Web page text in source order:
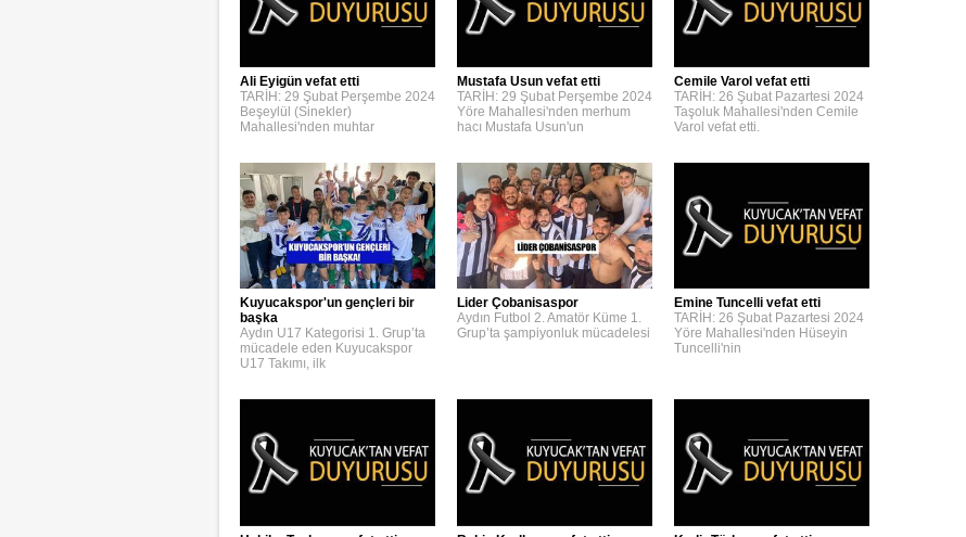
Ali Eyigün vefat etti
TARİH: 29 Şubat Perşembe 2024
Beşeylül (Sinekler)
Mahallesi'nden muhtar
Mustafa Usun vefat etti
TARİH: 29 Şubat Perşembe 2024
Yöre Mahallesi'nden merhum
hacı Mustafa Usun'un
Cemile Varol vefat etti
TARİH: 26 Şubat Pazartesi 2024
Taşoluk Mahallesi'nden Cemile
Varol vefat etti.
Kuyucakspor'un gençleri bir
başka
Aydın U17 Kategorisi 1. Grup’ta
mücadele eden Kuyucakspor
U17 Takımı, ilk
Lider Çobanisaspor
Aydın Futbol 2. Amatör Küme 1.
Grup’ta şampiyonluk mücadelesi
Emine Tuncelli vefat etti
TARİH: 26 Şubat Pazartesi 2024
Yöre Mahallesi'nden Hüseyin
Tuncelli'nin